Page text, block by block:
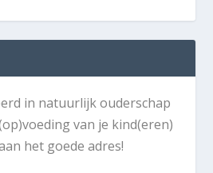
in natuurlijk ouderschap
van je kind(eren)
het goede adres!